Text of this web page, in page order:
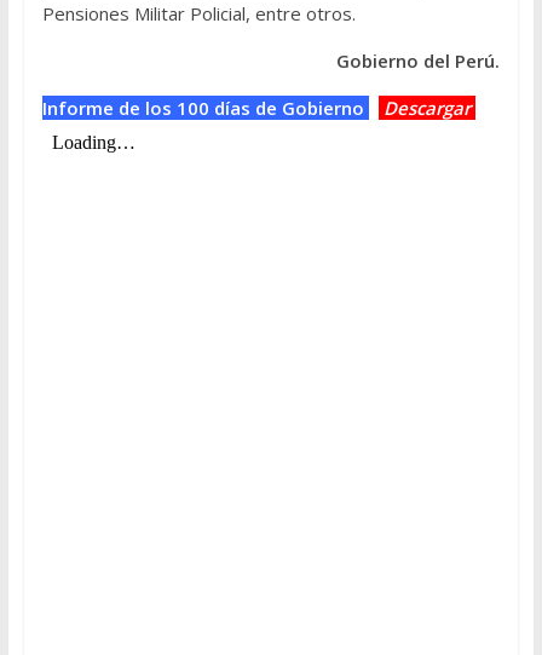
Pensiones Militar Policial, entre otros.
Gobierno del Perú.
Informe de los 100 días de Gobierno
Descargar